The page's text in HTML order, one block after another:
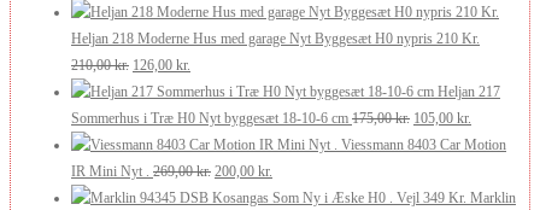
oprindelige
pris
var:
250,00 kr..
aktuelle
pris
200,00 kr..
Heljan 218 Moderne Hus med garage Nyt Byggesæt H0 nypris 210 Kr.
210,00kr. Den
oprindelige
pris
var:
210,00 kr..
126,00 kr.
aktuelle
pris
er:
126,00 kr..
Heljan 217
Sommerhus i Træ H0 Nyt byggesæt 18-10-6 cm 175,00kr. Den
oprindelige
var:
105,00 kr.
aktuelle
er:
Viessmann 8403 Car Motion
IR Mini Nyt .
269,00kr. Den
oprindelige
200,00 kr.
aktuelle
Marklin